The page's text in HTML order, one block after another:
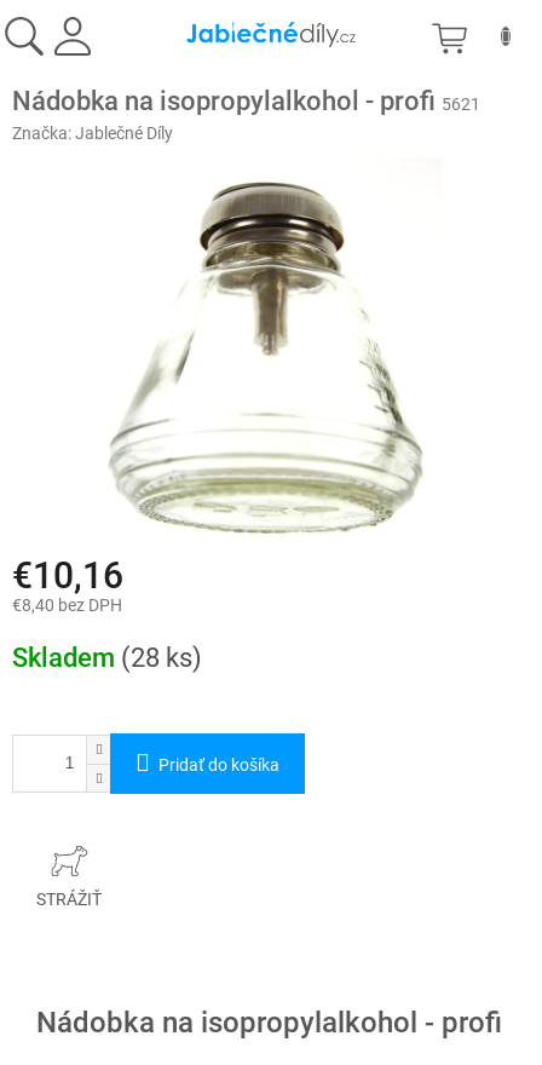
na
obsah
Nádobka na isopropylalkohol - profi 5621
Značka:Jablečné Díly
€10,16
€8,40 bez DPH
cena:
Skladem (28 ks)
Pridať do košíka
STRÁŽIŤ
Nádobka na isopropylalkohol - profi